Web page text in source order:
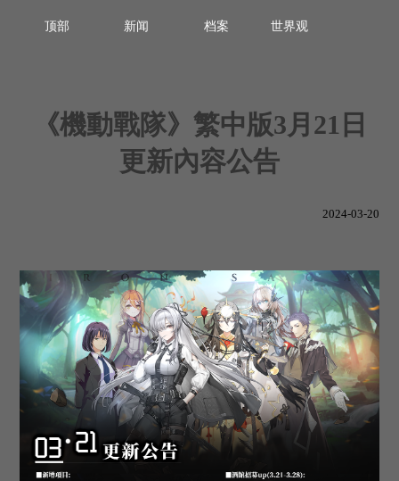
顶部 新闻 档案 世界观
《機動戰隊》繁中版3月21日
更新內容公告
2024-03-20